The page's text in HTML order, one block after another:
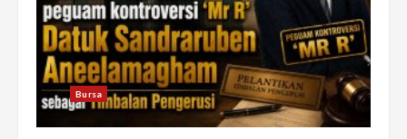
Bursa